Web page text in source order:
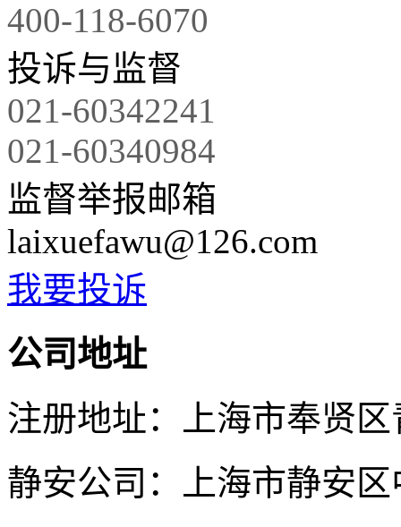
400-118-6070
投诉与监督
021-60342241
021-60340984
监督举报邮箱
laixuefawu@126.com
我要投诉
公司地址
注册地址：上海市奉贤
静安公司：上海市静安